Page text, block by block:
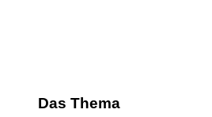
Das Thema